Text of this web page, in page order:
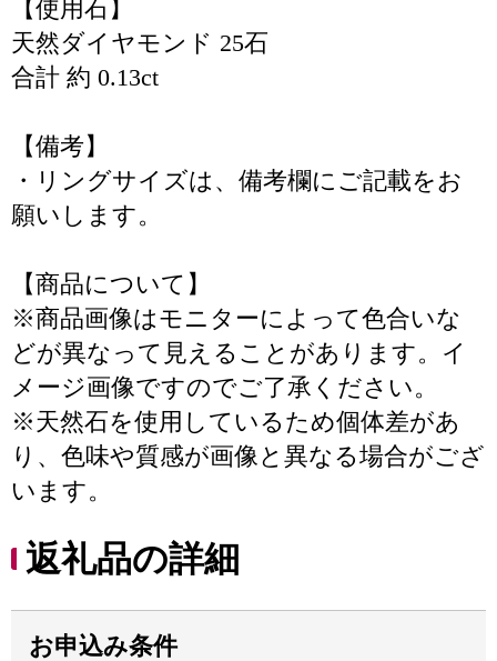
【使用石】
天然ダイヤモンド 25石
合計 約 0.13ct
【備考】
・リングサイズは、備考欄にご記載をお
願いします。
【商品について】
※商品画像はモニターによって色合いな
どが異なって見えることがあります。イ
メージ画像ですのでご了承ください。
※天然石を使用しているため個体差があ
り、色味や質感が画像と異なる場合がござ
います。
返礼品の詳細
お申込み条件